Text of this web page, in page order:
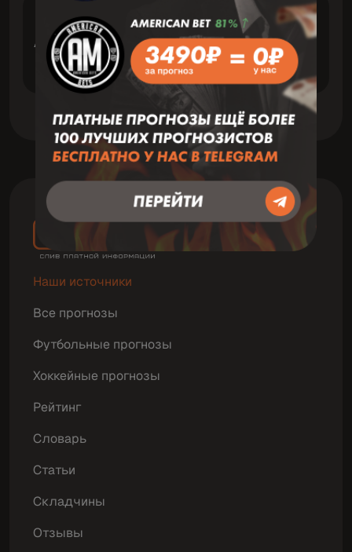
Атлантис ФК/ПМ VS
ХПС II
Наши источники
Все прогнозы
Футбольные прогнозы
Хоккейные прогнозы
Рейтинг
Словарь
Статьи
Складчины
Отзывы